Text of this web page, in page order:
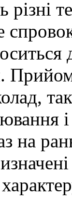
на